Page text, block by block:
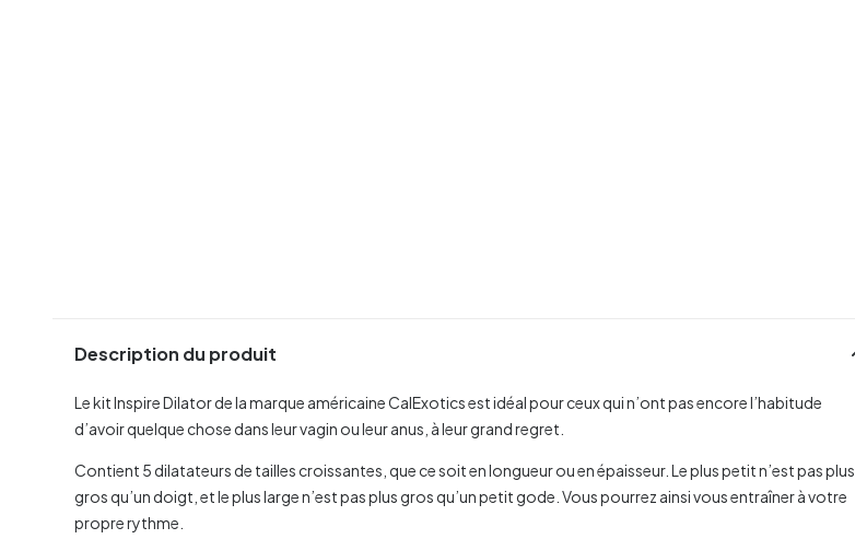
Description du produit
Le kit Inspire Dilator de la marque américaine CalExotics est idéal pour ceux qui n’ont pas encore l’habitude
d’avoir quelque chose dans leur vagin ou leur anus, à leur grand regret.
Contient 5 dilatateurs de tailles croissantes, que ce soit en longueur ou en épaisseur. Le plus petit n’est pas plus
gros qu’un doigt, et le plus large n’est pas plus gros qu’un petit gode. Vous pourrez ainsi vous entraîner à votre
propre rythme.